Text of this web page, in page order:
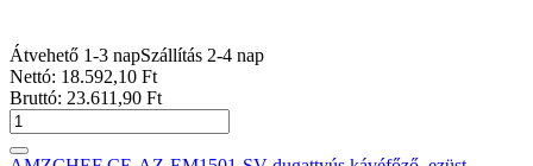
Átvehető 1-3 napSzállítás 2-4 nap
Nettó: 18.592,10 Ft
Bruttó: 23.611 ,90 Ft